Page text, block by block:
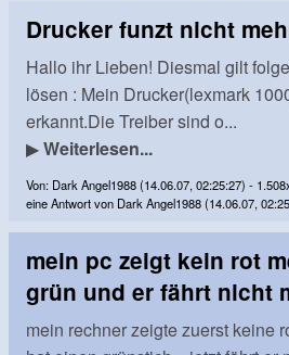
Drucker funzt nicht
Hallo ihr Lieben! Diesmal gilt
lösen : Mein Drucker(lexmark
erkannt.Die Treiber sind o...
▶Weiterlesen...
Von: Dark Angel1988 (14.06.07, 02:25:27) -
eine Antwort von Dark Angel1988 (14.06.07,
mein pc zeigt kein rot
grün und er fährt nicht
mein rechner zeigte zuerst keine